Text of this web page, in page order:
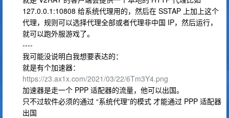
127.0.0.1:10808 给系统代理用的，然后在 SSTAP 上加上这个
代理，规则可以选择代理全部或者代理非中国 IP，然后运行，
就可以跑外服游戏了。
----
我可能没说明白我想要表达的：
就是有个加速器：
https://z3.ax1x.com/2021/03/22/6Tm3Y4.png
加速器是走一个 PPP 适配器的流量，他可以出国。
只不过软件必须的通过 “系统代理”的模式 才能通过 PPP 适配器
出国